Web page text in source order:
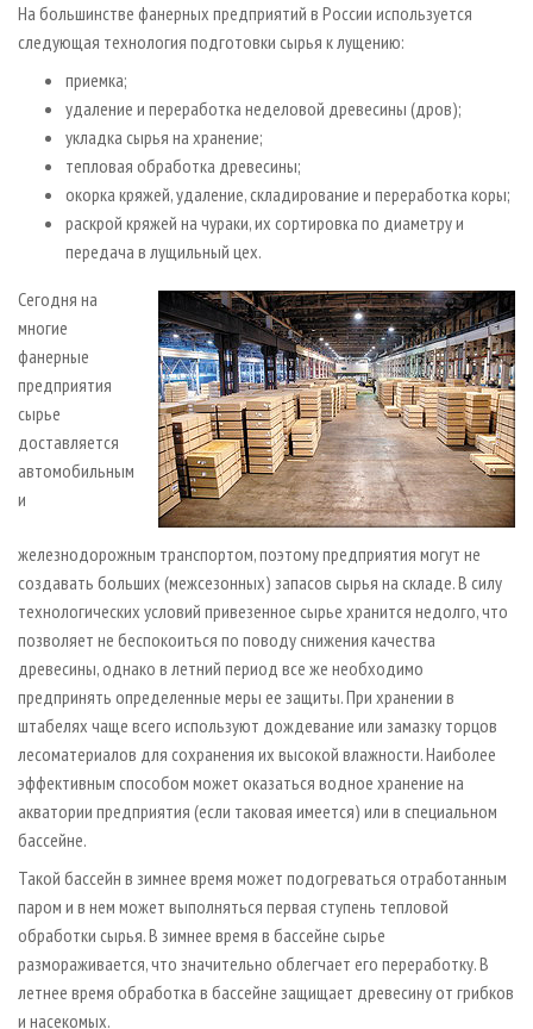
На большинстве фанерных предприятий в России используется
следующая технология подготовки сырья к лущению:
приемка;
удаление и переработка неделовой древесины (дров);
укладка сырья на хранение;
тепловая обработка древесины;
окорка кряжей, удаление, складирование и переработка коры;
раскрой кряжей на чураки, их сортировка по диаметру и
передача в лущильный цех.
Сегодня на
многие
фанерные
предприятия
сырье
доставляется
автомобильным
и
железнодорожным транспортом, поэтому предприятия могут не
создавать больших (межсезонных) запасов сырья на складе. В силу
технологических условий привезенное сырье хранится недолго, что
позволяет не беспокоиться по поводу снижения качества
древесины, однако в летний период все же необходимо
предпринять определенные меры ее защиты. При хранении в
штабелях чаще всего используют дождевание или замазку торцов
лесоматериалов для сохранения их высокой влажности. Наиболее
эффективным способом может оказаться водное хранение на
акватории предприятия (если таковая имеется) или в специальном
бассейне.
Такой бассейн в зимнее время может подогреваться отработанным
паром и в нем может выполняться первая ступень тепловой
обработки сырья. В зимнее время в бассейне сырье
размораживается, что значительно облегчает его переработку. В
летнее время обработка в бассейне защищает древесину от грибков
и насекомых.